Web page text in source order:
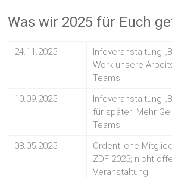
Was wir 2025 für Euch
24.11.2025
Infoveranstaltung
Work unsere
Teams
10.09.2025
Infoveranstaltung
für später: Mehr
Teams
08.05.2025
Ordentliche
ZDF 2025; nicht
Veranstaltung.